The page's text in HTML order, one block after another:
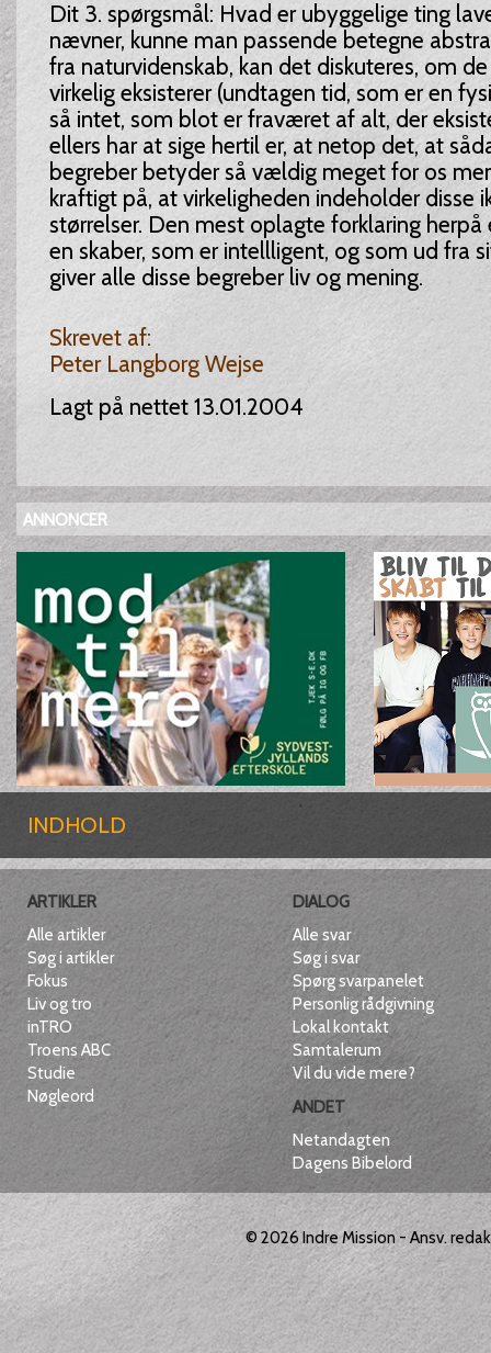
Dit 3. spørgsmål: Hvad er ubyggelige ting
nævner, kunne man passende betegne
fra naturvidenskab, kan det diskuteres, om
virkelig eksisterer (undtagen tid, som er en
så intet, som blot er fraværet af alt, der
ellers har at sige hertil er, at netop det, at
begreber betyder så vældig meget for os
kraftigt på, at virkeligheden indeholder disse
størrelser. Den mest oplagte forklaring herpå
en skaber, som er intellligent, og som ud fra
giver alle disse begreber liv og mening.
Skrevet af:
Peter Langborg Wejse
Lagt på nettet 13.01.2004
ANNONCER
INDHOLD
ARTIKLER
Alle artikler
Søg i artikler
Fokus
Liv og tro
inTRO
Troens ABC
Studie
Nøgleord
DIALOG
Alle svar
Søg i svar
Spørg svarpanelet
Personlig rådgivning
Lokal kontakt
Samtalerum
Vil du vide mere?
ANDET
Netandagten
Dagens Bibelord
© 2026Indre Mission - Ansv.